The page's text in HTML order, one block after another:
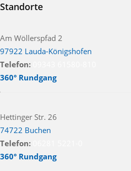
Standorte
Am Wöllerspfad 2
97922 Lauda-Königshofen
Telefon:
360° Rundgang
Hettinger Str. 26
74722 Buchen
Telefon:
360° Rundgang